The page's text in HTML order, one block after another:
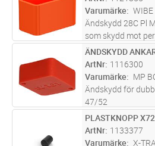
Varumärke
WIBE
Ändskydd 28C Pl
som skydd mot
ST Lägg i
ÄNDSKYDD
ArtNr 1116300
Varumärke
MP
Ändskydd för
47/52
FP Lägg i
PLASTKNOPP
ArtNr 1133377
Varumärke
X-